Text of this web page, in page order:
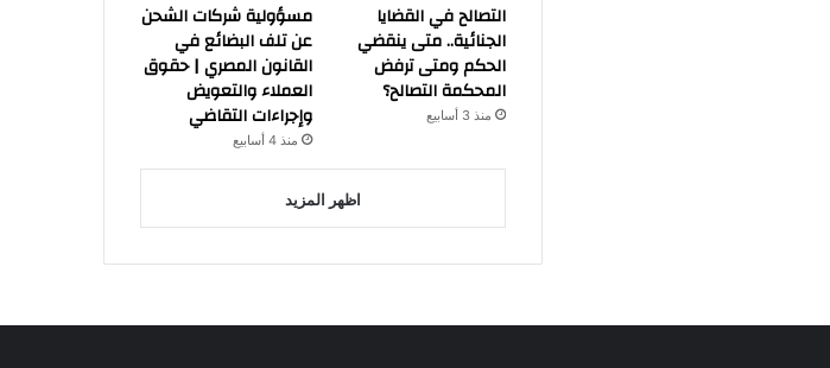
التصالح في القضايا
الجنائية.. متى ينقضي
الحكم ومتى ترفض
المحكمة التصالح؟
منذ 3 أسابيع
مسؤولية شركات الشحن
عن تلف البضائع في
القانون المصري | حقوق
العملاء والتعويض
وإجراءات التقاضي
منذ 4 أسابيع
اظهر المزيد